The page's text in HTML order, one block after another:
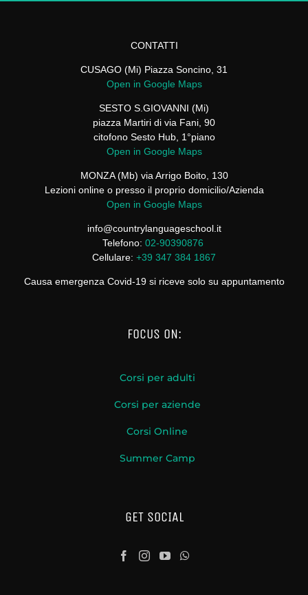
CONTATTI
CUSAGO (Mi) Piazza Soncino, 31
Open in Google Maps
SESTO S.GIOVANNI (Mi)
piazza Martiri di via Fani, 90
citofono Sesto Hub, 1°piano
Open in Google Maps
MONZA (Mb) via Arrigo Boito, 130
Lezioni online o presso il proprio domicilio/Azienda
Open in Google Maps
info@countrylanguageschool.it
Telefono: 02-90390876
Cellulare: +39 347 384 1867
Causa emergenza Covid-19 si riceve solo su appuntamento
FOCUS ON:
Corsi per adulti
Corsi per aziende
Corsi Online
Summer Camp
GET SOCIAL